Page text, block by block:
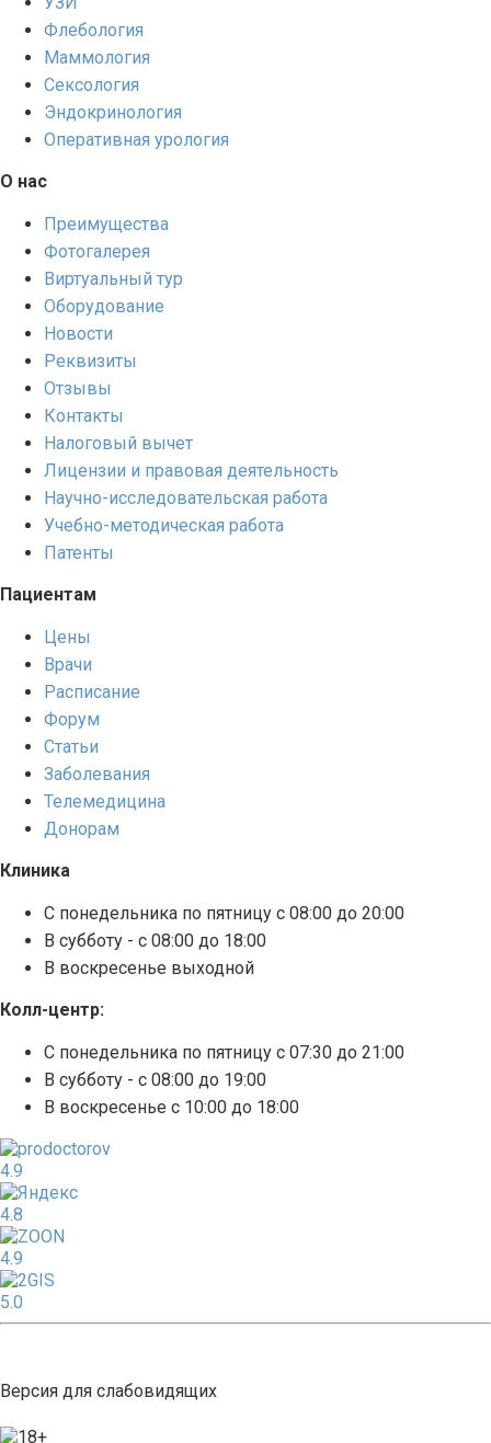
Флебология
Маммология
Сексология
Эндокринология
Оперативная урология
О нас
Преимущества
Фотогалерея
Виртуальный тур
Оборудование
Новости
Реквизиты
Отзывы
Контакты
Налоговый вычет
Лицензии и правовая деятельность
Научно-исследовательская работа
Учебно-методическая работа
Патенты
Пациентам
Цены
Врачи
Расписание
Форум
Статьи
Заболевания
Телемедицина
Донорам
Клиника
С понедельника по пятницу с 08:00 до 20:00
В субботу - с 08:00 до 18:00
В воскресенье выходной
Колл-центр:
С понедельника по пятницу с 07:30 до 21:00
В субботу - с 08:00 до 19:00
В воскресенье с 10:00 до 18:00
4.9
4.8
4.9
5.0
Версия для слабовидящих